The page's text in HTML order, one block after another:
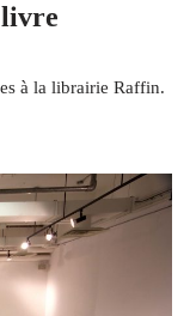
livre
à la librairie Raffin.